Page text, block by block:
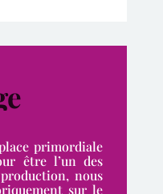
primordiale
être l’un des
nous
sur le